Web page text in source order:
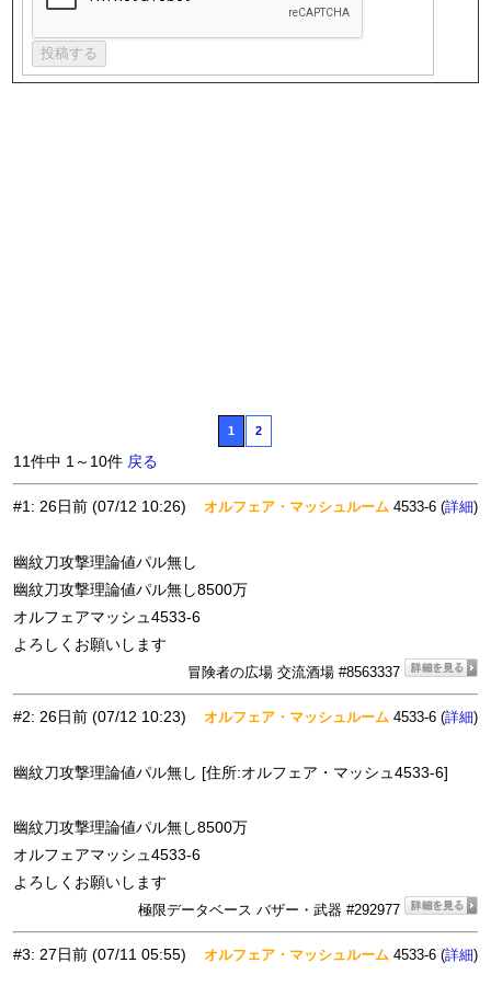
1 2
11件中 1～10件 戻る
#1: 26日前 (07/12 10:26) オルフェア・マッシュルーム 4533-6 (詳細)
幽紋刀攻撃理論値パル無し
幽紋刀攻撃理論値パル無し8500万
オルフェアマッシュ4533-6
よろしくお願いします
冒険者の広場 交流酒場 #8563337
#2: 26日前 (07/12 10:23) オルフェア・マッシュルーム 4533-6 (詳細)
幽紋刀攻撃理論値パル無し [住所:オルフェア・マッシュ4533-6]
幽紋刀攻撃理論値パル無し8500万
オルフェアマッシュ4533-6
よろしくお願いします
極限データベース バザー・武器 #292977
#3: 27日前 (07/11 05:55) オルフェア・マッシュルーム 4533-6 (詳細)